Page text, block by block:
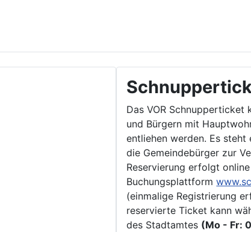
Das VOR Schnupperticket
und Bürgern mit
entliehen werden. Es
die Gemeindebürger zur
Reservierung erfolgt
Buchungsplattform
(einmalige Registrierung
reservierte Ticket kann
des Stadtamtes (Mo - Fr: